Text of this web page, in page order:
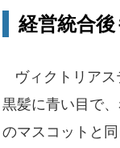
経営統合
ヴィクトリアス
黒髪に青い目で
のマスコットと